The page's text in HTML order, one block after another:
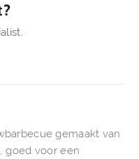
gemaakt van
goed voor een